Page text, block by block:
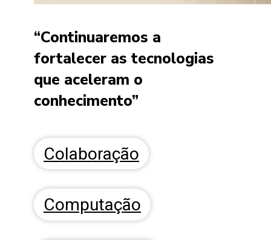
“Continuaremos a
fortalecer as tecnologias
que aceleram o
conhecimento”
Colaboração
Computação